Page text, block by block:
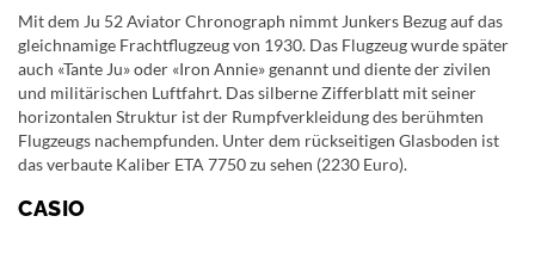
Mit dem Ju 52 Aviator Chronograph nimmt Junkers Bezug auf das
gleichnamige Frachtflugzeug von 1930. Das Flugzeug wurde später
auch «Tante Ju» oder «Iron Annie» genannt und diente der zivilen
und militärischen Luftfahrt. Das silberne Zifferblatt mit seiner
horizontalen Struktur ist der Rumpfverkleidung des berühmten
Flugzeugs nachempfunden. Unter dem rückseitigen Glasboden ist
das verbaute Kaliber ETA 7750 zu sehen (2230 Euro).
CASIO